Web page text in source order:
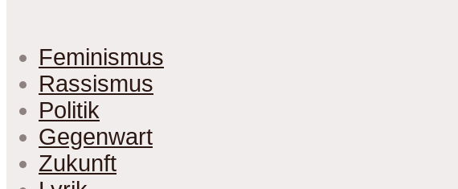
Feminismus
Rassismus
Politik
Gegenwart
Zukunft